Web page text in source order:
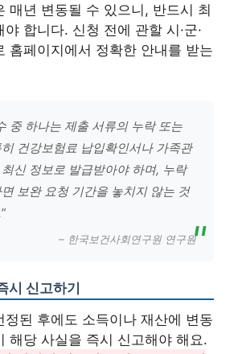
매년 변동될 수 있으니, 반드시 최
합니다. 신청 전에 관할 시·군·
홈페이지에서 정확한 안내를 받는
중 하나는 제출 서류의 누락 또는
건강보험료 납입확인서나 가족관
신 정보로 발급받아야 하며, 누락
보완 요청 기간을 놓치지 않는 것
– 한국보건사회연구원 연구원
시 신고하기
정된 후에도 소득이나 재산에 변동
해당 사실을 즉시 신고해야 해요.